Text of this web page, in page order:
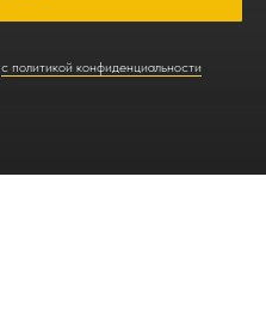
с политикой конфиденциальности